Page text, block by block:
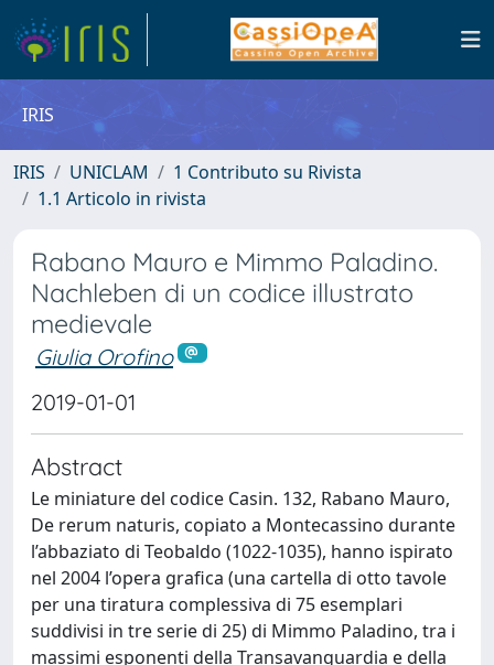
IRIS
IRIS UNICLAM
1 Contributo su Rivista
1.1 Articolo in rivista
Rabano Mauro e Mimmo Paladino.
Nachleben di un codice illustrato
medievale
Giulia Orofino
2019-01-01
Abstract
Le miniature del codice Casin. 132, Rabano Mauro,
De rerum naturis, copiato a Montecassino durante
l’abbaziato di Teobaldo (1022-1035), hanno ispirato
nel 2004 l’opera grafica (una cartella di otto tavole
per una tiratura complessiva di 75 esemplari
suddivisi in tre serie di 25) di Mimmo Paladino, tra i
massimi esponenti della Transavanguardia e della